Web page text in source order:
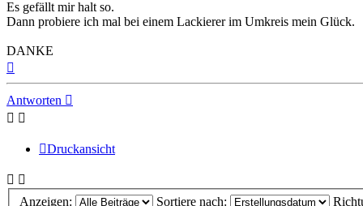
Es gefällt mir halt so.
Dann probiere ich mal bei einem Lackierer im Umkreis mein Glück.
DANKE
Antworten
Druckansicht
Anzeigen: Sortiere nach: